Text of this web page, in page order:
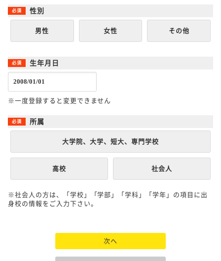
性別
男性 女性 その他
生年月日
※一度登録すると変更できません
所属
大学院、大学、短大、専門学校
高校 社会人
※社会人の方は、「学校」「学部」「学科」「学年」の項目に出
身校の情報をご入力下さい。
次へ